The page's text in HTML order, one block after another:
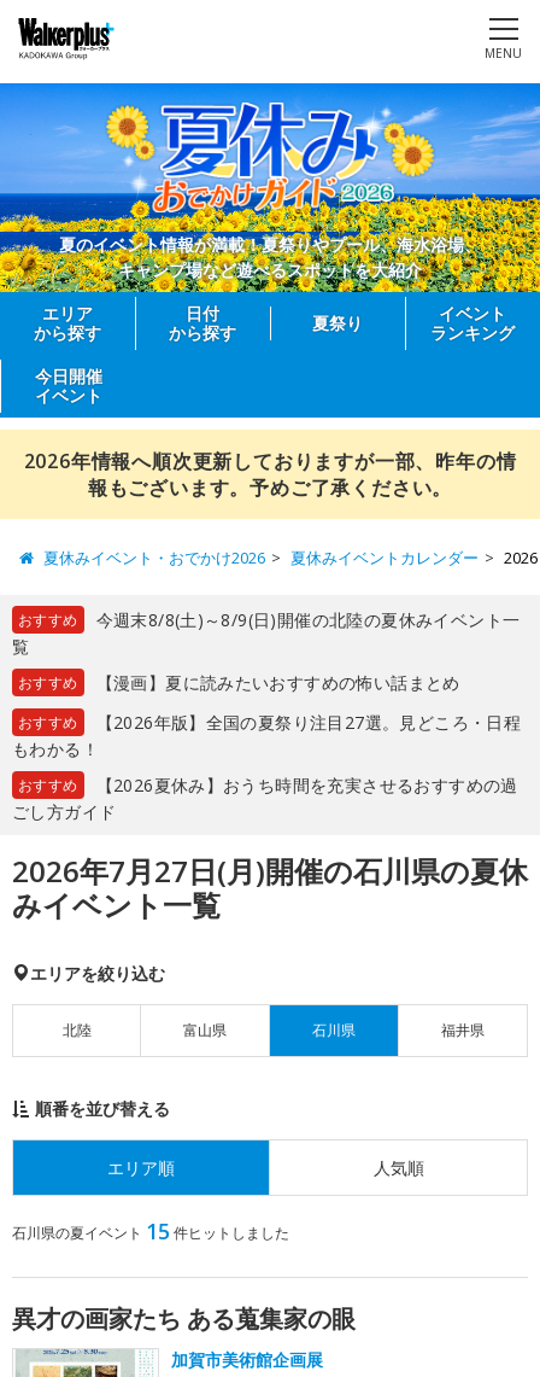
MENU
夏のイベント情報が満載！夏祭りやプール、海水浴場、
キャンプ場など遊べるスポットを大紹介
エリア
から探す
日付
から探す
夏祭り
イベント
ランキング
今日開催
イベント
2026年情報へ順次更新しておりますが一部、昨年の情
報もございます。予めご了承ください。
夏休みイベント・おでかけ2026 夏休みイベントカレンダー
おすすめ
今週末8/8(土)～8/9(日)開催の北陸の夏休みイベント一
覧
おすすめ 【漫画】夏に読みたいおすすめの怖い話まとめ
おすすめ
【2026年版】全国の夏祭り注目27選。見どころ・日程
もわかる！
おすすめ
【2026夏休み】おうち時間を充実させるおすすめの過
ごし方ガイド
2026年7月27日(月)開催の石川県の夏休
みイベント一覧
エリアを絞り込む
北陸 富山県 石川県 福井県
順番を並び替える
エリア順 人気順
石川県の夏イベント 15 件ヒットしました
異才の画家たち ある蒐集家の眼
加賀市美術館企画展